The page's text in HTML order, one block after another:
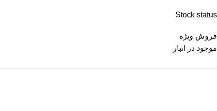
Stock status
فروش ویژه
موجود در انبار